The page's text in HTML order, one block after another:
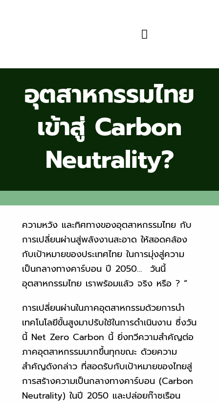
อุตสาหกรรมไทย
เข้าสู่ Carbon
Neutrality?
ความหวัง และทิศทางของอุตสาหกรรมไทย กับ
การเปลี่ยนผ่านสู่พลังงานสะอาด ให้สอดคล้อง
กับเป้าหมายของประเทศไทย ในการมุ่งสู่ความ
เป็นกลางทางคาร์บอน ปี 2050… วันนี้
อุตสาหกรรมไทย เราพร้อมแล้ว จริง หรือ ? ”
การเปลี่ยนผ่านในภาคอุตสาหกรรมด้วยการนำ
เทคโนโลยีขั้นสูงมาปรับใช้ในการดำเนินงาน ซึ่งวัน
นี้ Net Zero Carbon นี้ ยิ่งทวีความสำคัญต่อ
ภาคอุตสาหกรรมมากขึ้นทุกขณะ ด้วยความ
สำคัญดังกล่าว ที่สอดรับกับเป้าหมายของไทยสู่
การสร้างความเป็นกลางทางคาร์บอน (Carbon
Neutrality) ในปี 2050 และปล่อยก๊าซเรือน